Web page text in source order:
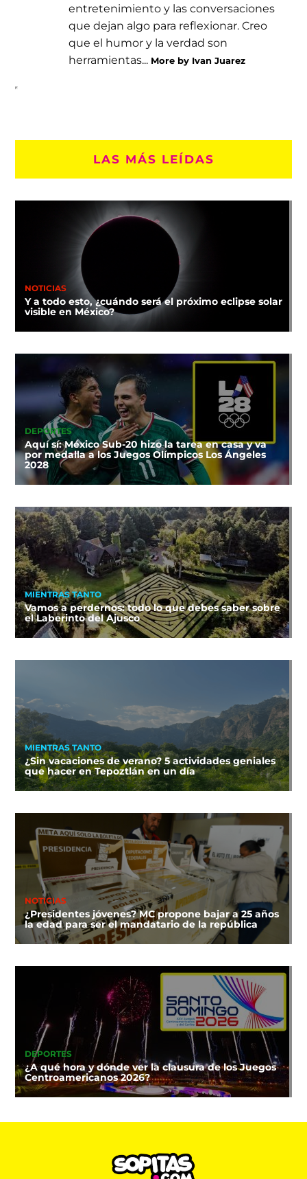
entretenimiento y las conversaciones
que dejan algo para reflexionar. Creo
que el humor y la verdad son
herramientas... More by Ivan Juarez
LAS MÁS LEÍDAS
NOTICIAS
Y a todo esto, ¿cuándo será el próximo eclipse solar
visible en México?
DEPORTES
Aquí sí: México Sub-20 hizo la tarea en casa y va
por medalla a los Juegos Olímpicos Los Ángeles
2028
MIENTRAS TANTO
Vamos a perdernos: todo lo que debes saber sobre
el Laberinto del Ajusco
MIENTRAS TANTO
¿Sin vacaciones de verano? 5 actividades geniales
que hacer en Tepoztlán en un día
NOTICIAS
¿Presidentes jóvenes? MC propone bajar a 25 años
la edad para ser el mandatario de la república
DEPORTES
¿A qué hora y dónde ver la clausura de los Juegos
Centroamericanos 2026?